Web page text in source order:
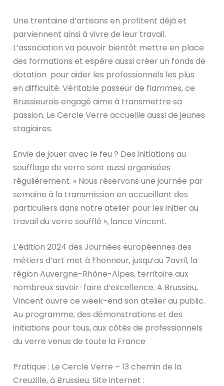
Une trentaine d’artisans en profitent déjà et
parviennent ainsi à vivre de leur travail.
L’association va pouvoir bientôt mettre en place
des formations et espère aussi créer un fonds de
dotation pour aider les professionnels les plus
en difficulté. Véritable passeur de flammes, ce
Brussieurois engagé aime à transmettre sa
passion. Le Cercle Verre accueille aussi de jeunes
stagiaires.
Envie de jouer avec le feu ? Des initiations au
soufflage de verre sont aussi organisées
régulièrement. « Nous réservons une journée par
semaine à la transmission en accueillant des
particuliers dans notre atelier pour les initier au
travail du verre soufflé », lance Vincent.
L’édition 2024 des Journées européennes des
métiers d’art met à l’honneur, jusqu’au 7avril, la
région Auvergne-Rhône-Alpes, territoire aux
nombreux savoir-faire d’excellence. A Brussieu,
Vincent ouvre ce week-end son atelier au public.
Au programme, des démonstrations et des
initiations pour tous, aux côtés de professionnels
du verre venus de toute la France
Pratique : Le Cercle Verre – 13 chemin de la
Creuzille, à Brussieu. Site internet :